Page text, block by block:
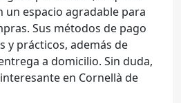
un espacio agradable para
Sus métodos de pago
y prácticos, además de
a domicilio. Sin duda,
en Cornellà de